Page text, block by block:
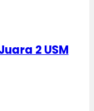
2 USM